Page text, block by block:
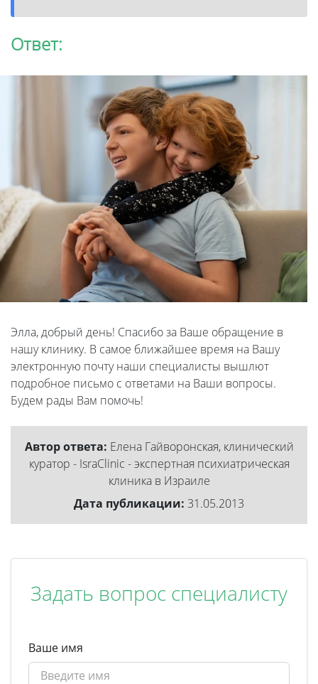
Ответ:
Элла, добрый день! Спасибо за Ваше обращение в
нашу клинику. В самое ближайшее время на Вашу
электронную почту наши специалисты вышлют
подробное письмо с ответами на Ваши вопросы.
Будем рады Вам помочь!
Автор ответа: Елена Гайворонская, клинический
куратор - IsraClinic - экспертная психиатрическая
клиника в Израиле
Дата публикации: 31.05.2013
Задать вопрос специалисту
Ваше имя